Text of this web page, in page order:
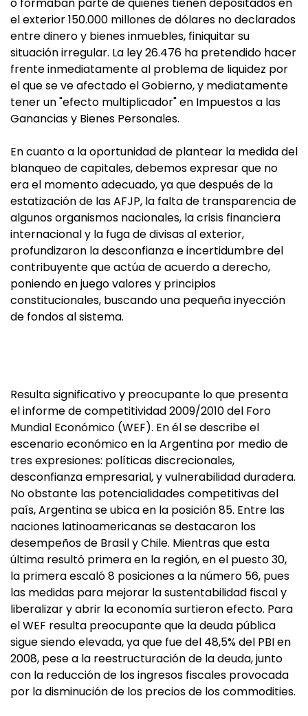
el exterior 150.000 millones de dólares no declarados
entre dinero y bienes inmuebles, finiquitar su
situación irregular. La ley 26.476 ha pretendido hacer
frente inmediatamente al problema de liquidez por
el que se ve afectado el Gobierno, y mediatamente
tener un "efecto multiplicador" en Impuestos a las
Ganancias y Bienes Personales.
En cuanto a la oportunidad de plantear la medida del
blanqueo de capitales, debemos expresar que no
era el momento adecuado, ya que después de la
estatización de las AFJP, la falta de transparencia de
algunos organismos nacionales, la crisis financiera
internacional y la fuga de divisas al exterior,
profundizaron la desconfianza e incertidumbre del
contribuyente que actúa de acuerdo a derecho,
poniendo en juego valores y principios
constitucionales, buscando una pequeña inyección
de fondos al sistema.
Resulta significativo y preocupante lo que presenta
el informe de competitividad 2009/2010 del Foro
Mundial Económico (WEF). En él se describe el
escenario económico en la Argentina por medio de
tres expresiones: políticas discrecionales,
desconfianza empresarial, y vulnerabilidad duradera.
No obstante las potencialidades competitivas del
país, Argentina se ubica en la posición 85. Entre las
naciones latinoamericanas se destacaron los
desempeños de Brasil y Chile. Mientras que esta
última resultó primera en la región, en el puesto 30,
la primera escaló 8 posiciones a la número 56, pues
las medidas para mejorar la sustentabilidad fiscal y
liberalizar y abrir la economía surtieron efecto. Para
el WEF resulta preocupante que la deuda pública
sigue siendo elevada, ya que fue del 48,5% del PBI en
2008, pese a la reestructuración de la deuda, junto
con la reducción de los ingresos fiscales provocada
por la disminución de los precios de los commodities.